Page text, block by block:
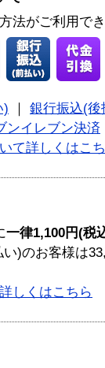
法がご利用で
)
銀行振込(後
ンイレブン決済
て詳しくはこ
一律1,100円(税
)のお客様は
しくはこちら